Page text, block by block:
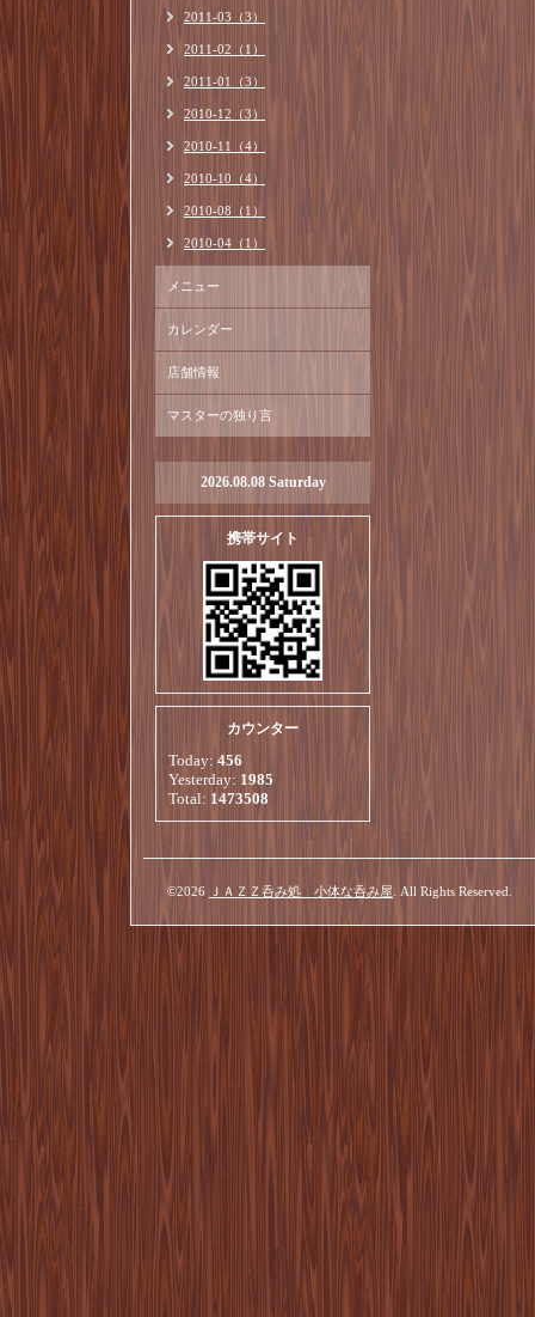
2011-03（3）
2011-02（1）
2011-01（3）
2010-12（3）
2010-11（4）
2010-10（4）
2010-08（1）
2010-04（1）
メニュー
カレンダー
店舗情報
マスターの独り言
2026.08.08 Saturday
携帯サイト
カウンター
Today: 456
Yesterday: 1985
Total: 1473508
©2026 ＪＡＺＺ呑み処 小体な呑み屋 . All Rights Reserved.